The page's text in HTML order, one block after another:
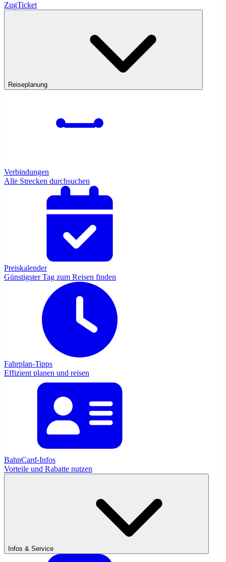
ZugTicket
Reiseplanung
Verbindungen
Alle Strecken durchsuchen
Preiskalender
Günstigster Tag zum Reisen finden
Fahrplan-Tipps
Effizient planen und reisen
BahnCard-Infos
Vorteile und Rabatte nutzen
Infos & Service